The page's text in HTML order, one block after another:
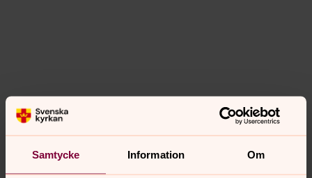
Samtycke Information Om